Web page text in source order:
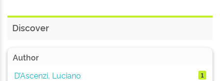
Discover
Author
D’Ascenzi, Luciano
1